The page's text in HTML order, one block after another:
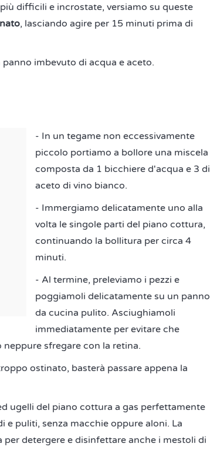
difficili e incrostate, versiamo su queste
, lasciando agire per 15 minuti prima di
imbevuto di acqua e aceto.
- In un tegame non eccessivamente
piccolo portiamo a bollore una miscela
composta da 1 bicchiere d'acqua e 3 di
aceto di vino bianco.
- Immergiamo delicatamente uno alla
volta le singole parti del piano cottura,
continuando la bollitura per circa 4
minuti.
- Al termine, preleviamo i pezzi e
poggiamoli delicatamente su un panno
da cucina pulito. Asciughiamoli
immediatamente per evitare che
sfregare con la retina.
ostinato, basterà passare appena la
ugelli del piano cottura a gas perfettamente
e puliti, senza macchie oppure aloni. La
detergere e disinfettare anche i mestoli di